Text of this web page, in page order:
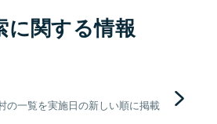
に関する情報
の一覧を実施日の新しい順に掲載